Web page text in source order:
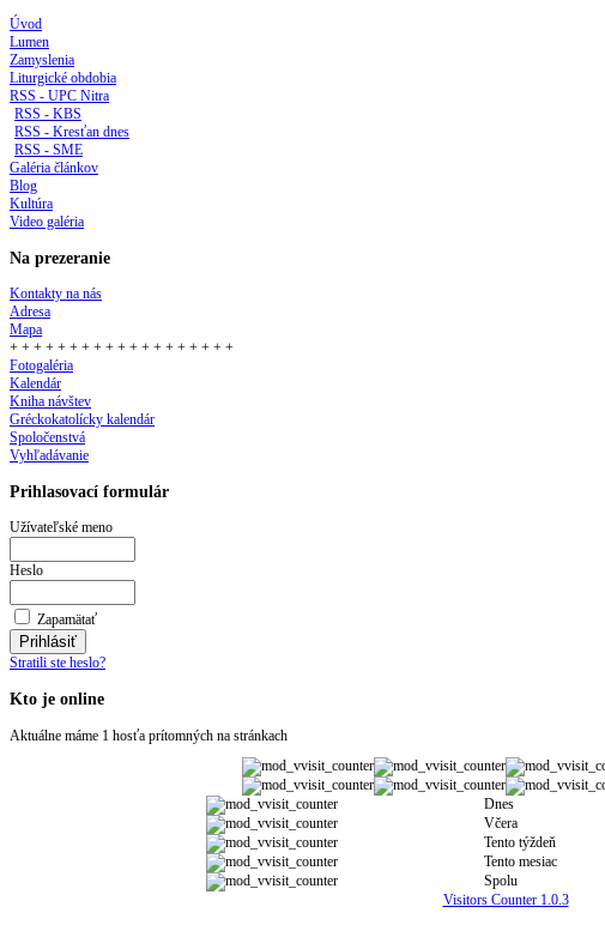
Úvod
Lumen
Zamyslenia
Liturgické obdobia
RSS - UPC Nitra
RSS - KBS
RSS - Kresťan dnes
RSS - SME
Galéria článkov
Blog
Kultúra
Video galéria
Na prezeranie
Kontakty na nás
Adresa
Mapa
+ + + + + + + + + + + + + + + + + + +
Fotogaléria
Kalendár
Kniha návštev
Gréckokatolícky kalendár
Spoločenstvá
Vyhľadávanie
Prihlasovací formulár
Užívateľské meno
Heslo
Zapamätať
Stratili ste heslo?
Kto je online
Aktuálne máme 1 hosťa prítomných na stránkach
Dnes
Včera
Tento týždeň
Tento mesiac
Spolu
Visitors Counter 1.0.3